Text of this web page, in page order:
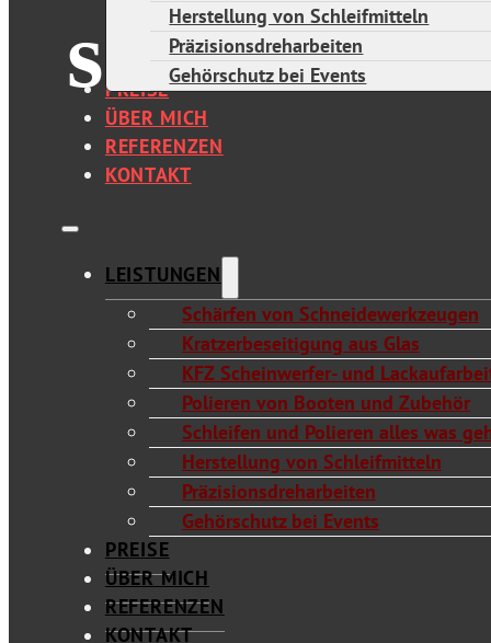
Herstellung von Schleifmitteln
Präzisionsdreharbeiten
Gehörschutz bei Events
PREISE
ÜBER MICH
REFERENZEN
KONTAKT
LEISTUNGEN
Schärfen von Schneidewerkzeugen
Kratzerbeseitigung aus Glas
KFZ Scheinwerfer- und
Polieren von Booten und Zubehör
Schleifen und Polieren alles was
Herstellung von Schleifmitteln
Präzisionsdreharbeiten
Gehörschutz bei Events
PREISE
ÜBER MICH
REFERENZEN
KONTAKT